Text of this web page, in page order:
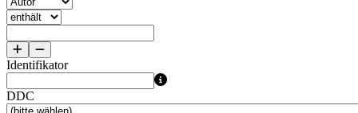
Identifikator
DDC